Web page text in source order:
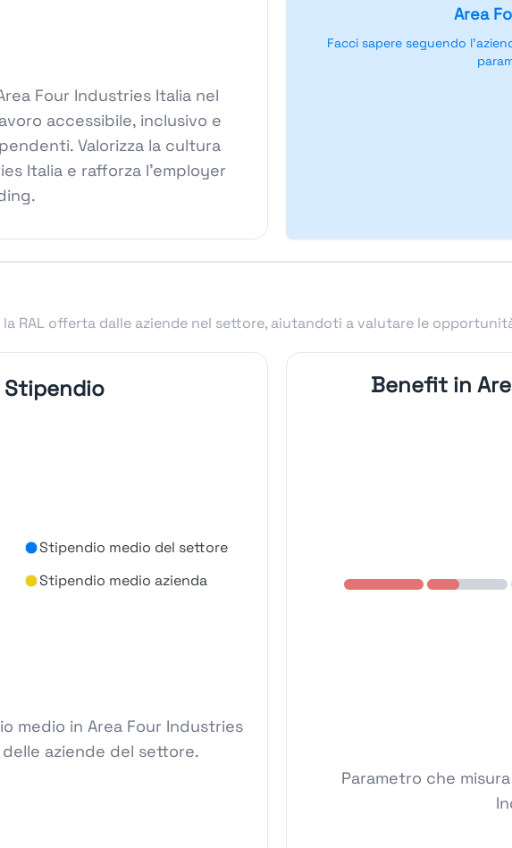
Four Industries Italia nel
accessibile, inclusivo e
Valorizza la cultura
Italia e rafforza l'employer
Area
Facci sapere seguendo
RAL offerta dalle aziende nel settore, aiutandoti a valutare le
Stipendio medio del settore
Stipendio medio azienda
medio in Area Four Industries
aziende del settore.
Benefit in
Parametro che